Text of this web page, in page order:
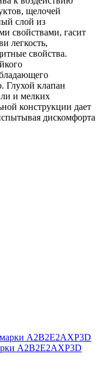
щелочей
слой из
свойствами, гасит
легкость,
свойства.
Глухой клапан
и мелких
конструкции дает
дискомфорта
А2В2Е2АХР3D